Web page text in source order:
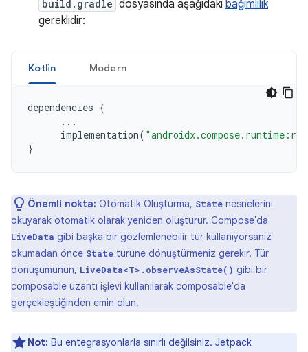
build.gradle dosyasında aşağıdaki bağımlılık
gereklidir:
Kotlin Modern
dependencies {
...
implementation(
}
Önemli nokta: Otomatik Oluşturma, State nesnelerini
okuyarak otomatik olarak yeniden oluşturur. Compose'da
LiveData gibi başka bir gözlemlenebilir tür kullanıyorsanız
okumadan önce State türüne dönüştürmeniz gerekir. Tür
dönüşümünün, LiveData<T>.observeAsState() gibi bir
composable uzantı işlevi kullanılarak composable'da
gerçekleştiğinden emin olun.
Not: Bu entegrasyonlarla sınırlı değilsiniz. Jetpack